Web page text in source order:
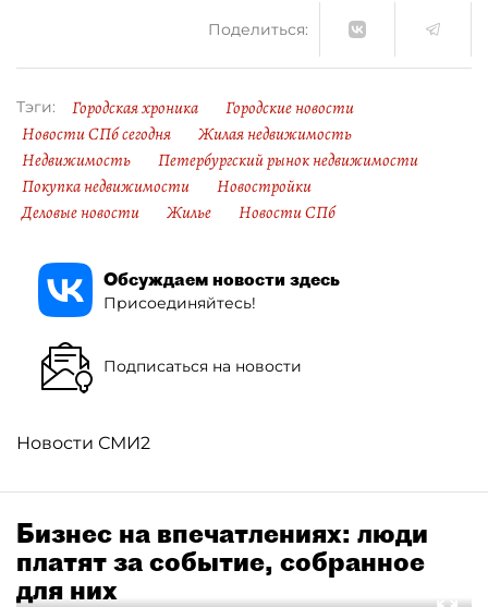
Поделиться:
Тэги: Городская хроника
Городские новости
Новости СПб сегодня
Жилая недвижимость
Недвижимость
Петербургский рынок недвижимости
Покупка недвижимости
Новостройки
Деловые новости
Жилье Новости СПб
Обсуждаем новости здесь
Присоединяйтесь!
Подписаться на новости
Новости СМИ2
Бизнес на впечатлениях: люди
платят за событие, собранное
для них